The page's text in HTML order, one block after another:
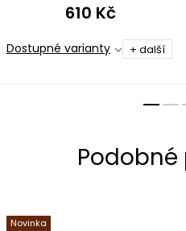
610 Kč
Dostupné varianty + další
Novinka